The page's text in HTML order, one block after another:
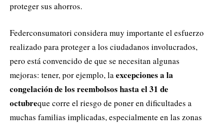
proteger sus ahorros.
Federconsumatori considera muy importante el esfuerzo
realizado para proteger a los ciudadanos involucrados,
pero está convencido de que se necesitan algunas
mejoras: tener, por ejemplo, laexcepciones a la
congelación de los reembolsos hasta el 31 de
octubreque corre el riesgo de poner en dificultades a
muchas familias implicadas, especialmente en las zonas